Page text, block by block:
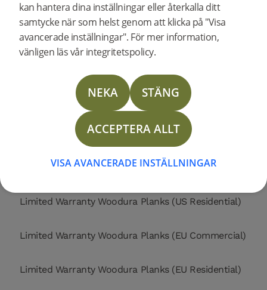
kan hantera dina inställningar eller återkalla ditt
samtycke när som helst genom att klicka på "Visa
avancerade inställningar". För mer information,
vänligen läs vår integritetspolicy.
NEKA STÄNG
ACCEPTERA ALLT
VISA AVANCERADE INSTÄLLNINGAR
Support för Woodura Planks
EKERED 3.0 XL
Skötselinstruktion
Läggningsinstruktion Nedlimning
Limited Warranty Woodura Planks (US Commercial)
Limited Warranty Woodura Planks (US Residential)
Limited Warranty Woodura Planks (EU Commercial)
Limited Warranty Woodura Planks (EU Residential)